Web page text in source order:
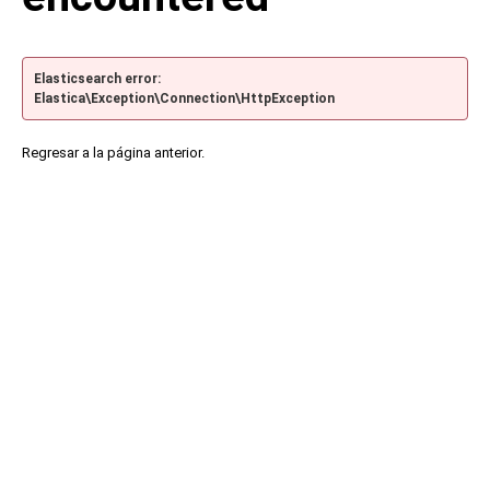
Elasticsearch error:
Elastica\Exception\Connection\HttpException
Regresar a la página anterior.